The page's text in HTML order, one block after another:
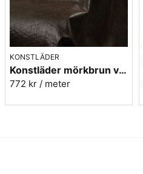
KONSTLÄDER
Konstläder mörkbrun vintage - Rodeo tobacco nr.46
772 kr / meter